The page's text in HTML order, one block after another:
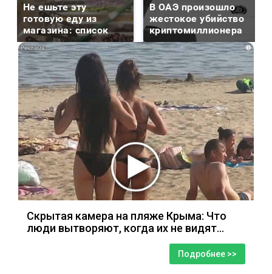
Не ешьте эту
готовую еду из
магазина: список
В ОАЭ произошло
жестокое убийство
криптомиллионера
i
Скрытая камера на пляже Крыма: Что
люди вытворяют, когда их не видят...
Подробнее >>